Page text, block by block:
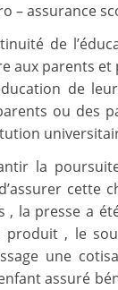
– assurance
de
aux parents
de
ou des
la
cette
, la presse a
, le
une
assuré